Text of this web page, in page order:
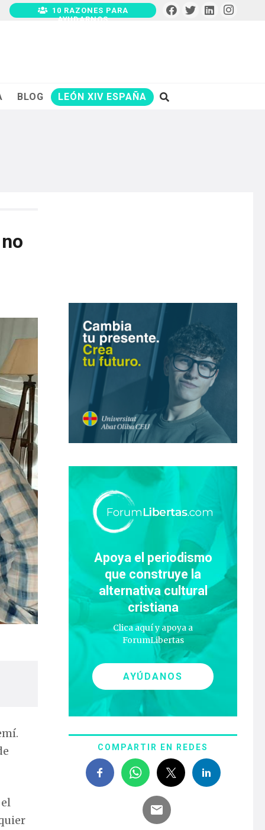
10 RAZONES PARA
AYUDARNOS
BLOG LEÓN XIV ESPAÑA
Apoya el periodismo
que construye la
alternativa cultural
cristiana
Clica aquí y apoya a
ForumLibertas
AYÚDANOS
COMPARTIR EN REDES